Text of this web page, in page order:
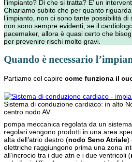
l’impianto? Di che si tratta? E’ un
Chiariamo subito che per quanto
l’impianto, non ci sono tante possibilità
non sono sempre evidenti, se il
pacemaker, allora è quasi certo che
per prevenire rischi molto gravi.
Quando è necessario
Partiamo col capire come funziona il
Sistema di conduzione cardiaco: in alto
centro nodo AV
pompa meccanica regolata da un
regolari vengono prodotti in una area
alta dell’atrio destro (nodo Seno Atriale)
elettriche raggiungono prima una zona
all’incrocio tra i due atri e i due ventricoli (